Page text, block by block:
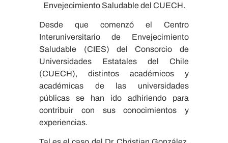
Envejecimiento Saludable del CUECH.
Desde que comenzó el Centro
Interuniversitario de Envejecimiento
Saludable (CIES) del Consorcio de
Universidades Estatales del Chile
(CUECH), distintos académicos y
académicas de las universidades
públicas se han ido adhiriendo para
contribuir con sus conocimientos y
experiencias.